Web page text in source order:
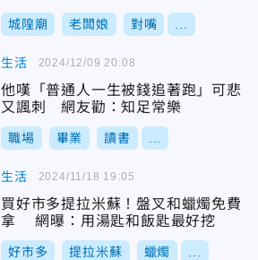
城隍廟 老闆娘 對嘴
生活
他嘆「普通人一生被錢追著跑」可悲
又諷刺 網友勸：知足常樂
職場 畢業 讀書
2024/12/09 20:08
生活
買好市多提拉米蘇！盤叉和蠟燭免費
拿 網曝：用湯匙和飯匙最好挖
好市多 提拉米蘇 蠟燭
2024/11/18 19:05